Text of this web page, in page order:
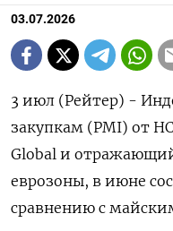
03.07.2026
3 июл (Рейтер) -
закупкам (PMI) ‌от
Global и ​отражающий
еврозоны, ⁠в ‌июне
сравнению с